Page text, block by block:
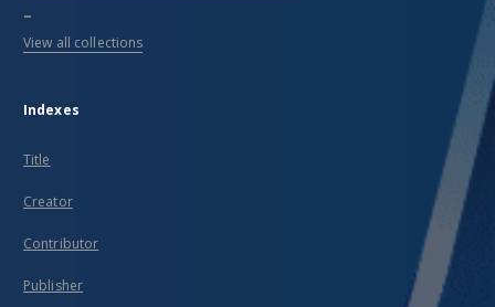
...
View all collections
Indexes
Title
Creator
Contributor
Publisher